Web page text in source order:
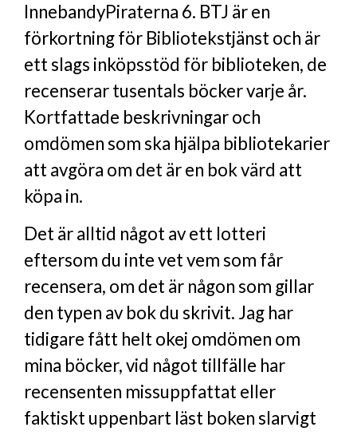
InnebandyPiraterna 6. BTJ är en
förkortning för Bibliotekstjänst och är
ett slags inköpsstöd för biblioteken, de
recenserar tusentals böcker varje år.
Kortfattade beskrivningar och
omdömen som ska hjälpa bibliotekarier
att avgöra om det är en bok värd att
köpa in.
Det är alltid något av ett lotteri
eftersom du inte vet vem som får
recensera, om det är någon som gillar
den typen av bok du skrivit. Jag har
tidigare fått helt okej omdömen om
mina böcker, vid något tillfälle har
recensenten missuppfattat eller
faktiskt uppenbart läst boken slarvigt